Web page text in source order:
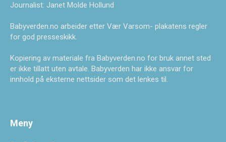
Journalist: Janet Molde Hollund
Babyverden.no arbeider etter Vær Varsom- plakatens regler
for god presseskikk.
Kopiering av materiale fra Babyverden.no for bruk annet sted
er ikke tillatt uten avtale. Babyverden har ikke ansvar for
innhold på eksterne nettsider som det lenkes til.
Meny